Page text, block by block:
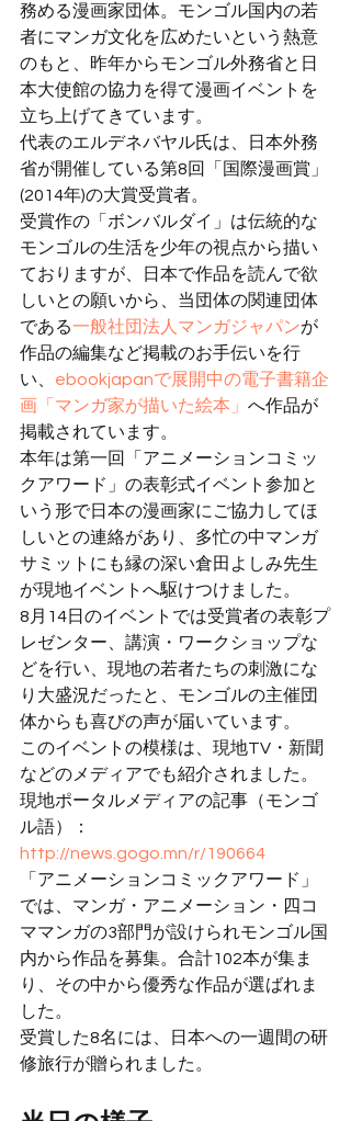
務める漫画家団体。モンゴル国内の若
者にマンガ文化を広めたいという熱意
のもと、昨年からモンゴル外務省と日
本大使館の協力を得て漫画イベントを
立ち上げてきています。
代表のエルデネバヤル氏は、日本外務
省が開催している第8回「国際漫画賞」
(2014年)の大賞受賞者。
受賞作の「ボンバルダイ」は伝統的な
モンゴルの生活を少年の視点から描い
ておりますが、日本で作品を読んで欲
しいとの願いから、当団体の関連団体
である一般社団法人マンガジャパンが
作品の編集など掲載のお手伝いを行
い、 ebookjapanで展開中の電子書籍企
画「マンガ家が描いた絵本」 へ作品が
掲載されています。
本年は第一回「アニメーションコミッ
クアワード」の表彰式イベント参加と
いう形で日本の漫画家にご協力してほ
しいとの連絡があり、多忙の中マンガ
サミットにも縁の深い倉田よしみ先生
が現地イベントへ駆けつけました。
8月14日のイベントでは受賞者の表彰プ
レゼンター、講演・ワークショップな
どを行い、現地の若者たちの刺激にな
り大盛況だったと、モンゴルの主催団
体からも喜びの声が届いています。
このイベントの模様は、現地TV・新聞
などのメディアでも紹介されました。
現地ポータルメディアの記事（モンゴ
ル語）：
http://news.gogo.mn/r/190664
「アニメーションコミックアワード」
では、マンガ・アニメーション・四コ
ママンガの3部門が設けられモンゴル国
内から作品を募集。合計102本が集ま
り、その中から優秀な作品が選ばれま
した。
受賞した8名には、日本への一週間の研
修旅行が贈られました。